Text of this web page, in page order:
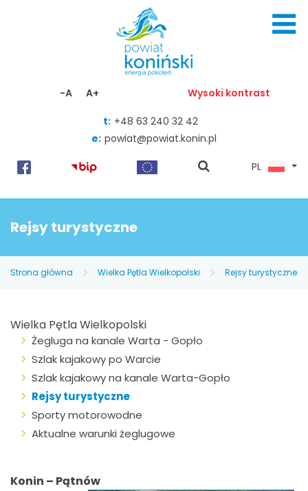
-A A+ Wysoki kontrast
t: +48 63 240 32 42
e: powiat@powiat.konin.pl
pokaż
PL
Rejsy turystyczne
Strona główna Wielka Pętla Wielkopolski Rejsy turystyczne
Wielka Pętla Wielkopolski
Żegluga na kanale Warta - Gopło
Szlak kajakowy po Warcie
Szlak kajakowy na kanale Warta-Gopło
Rejsy turystyczne
Sporty motorowodne
Aktualne warunki żeglugowe
Konin – Pątnów